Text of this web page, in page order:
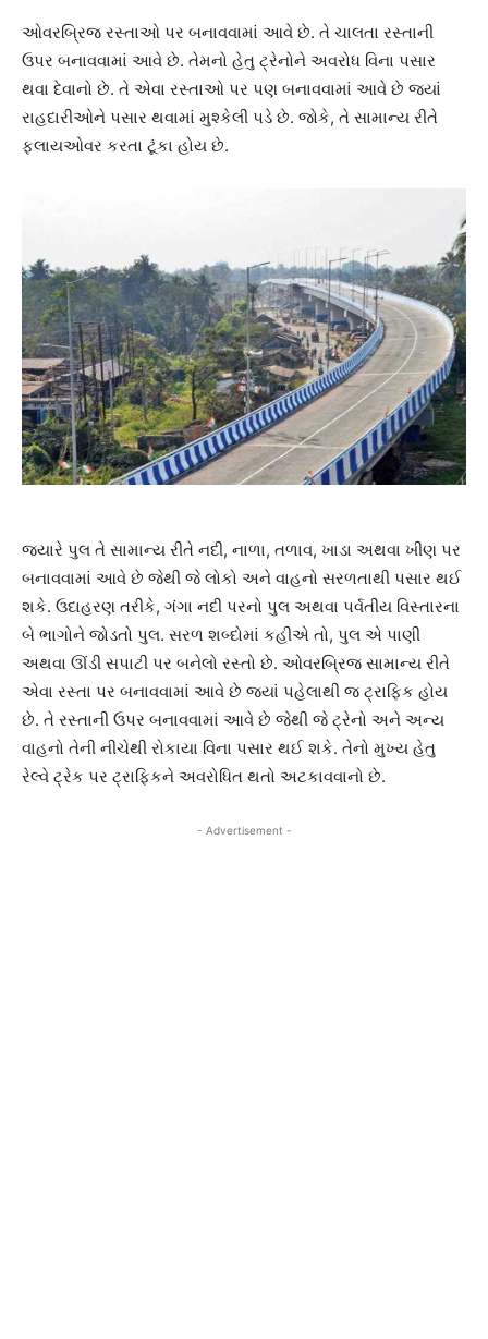
ઓવરબ્રિજ રસ્તાઓ પર બનાવવામાં આવે છે. તે ચાલતા રસ્તાની
ઉપર બનાવવામાં આવે છે. તેમનો હેતુ ટ્રેનોને અવરોધ વિના પસાર
થવા દેવાનો છે. તે એવા રસ્તાઓ પર પણ બનાવવામાં આવે છે જ્યાં
રાહદારીઓને પસાર થવામાં મુશ્કેલી પડે છે. જોકે, તે સામાન્ય રીતે
ફ્લાયઓવર કરતા ટૂંકા હોય છે.
જયારે પુલ તે સામાન્ય રીતે નદી, નાળા, તળાવ, ખાડા અથવા ખીણ પર
બનાવવામાં આવે છે જેથી જે લોકો અને વાહનો સરળતાથી પસાર થઈ
શકે. ઉદાહરણ તરીકે, ગંગા નદી પરનો પુલ અથવા પર્વતીય વિસ્તારના
બે ભાગોને જોડતો પુલ. સરળ શબ્દોમાં કહીએ તો, પુલ એ પાણી
અથવા ઊંડી સપાટી પર બનેલો રસ્તો છે. ઓવરબ્રિજ સામાન્ય રીતે
એવા રસ્તા પર બનાવવામાં આવે છે જ્યાં પહેલાથી જ ટ્રાફિક હોય
છે. તે રસ્તાની ઉપર બનાવવામાં આવે છે જેથી જે ટ્રેનો અને અન્ય
વાહનો તેની નીચેથી રોકાયા વિના પસાર થઈ શકે. તેનો મુખ્ય હેતુ
રેલ્વે ટ્રેક પર ટ્રાફિકને અવરોધિત થતો અટકાવવાનો છે.
- Advertisement -